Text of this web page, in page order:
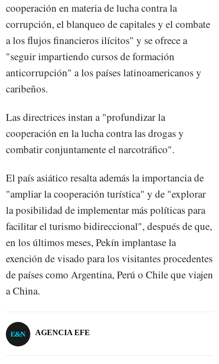
cooperación en materia de lucha contra la
corrupción, el blanqueo de capitales y el combate
a los flujos financieros ilícitos" y se ofrece a
"seguir impartiendo cursos de formación
anticorrupción" a los países latinoamericanos y
caribeños.
Las directrices instan a "profundizar la
cooperación en la lucha contra las drogas y
combatir conjuntamente el narcotráfico".
El país asiático resalta además la importancia de
"ampliar la cooperación turística" y de "explorar
la posibilidad de implementar más políticas para
facilitar el turismo bidireccional", después de que,
en los últimos meses, Pekín implantase la
exención de visado para los visitantes procedentes
de países como Argentina, Perú o Chile que viajen
a China.
AGENCIA EFE